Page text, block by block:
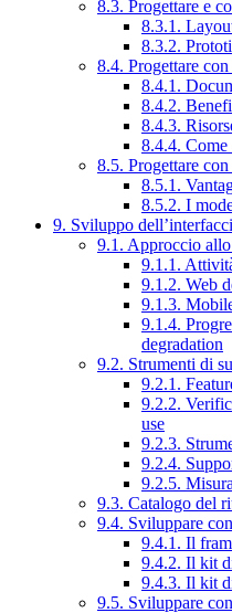
8.3. Progettare e
8.3.1.
8.3.2.
8.4. Progettare
8.4.1.
8.4.2.
8.4.3.
8.4.4. Come
8.5. Progettare
8.5.1.
8.5.2. I
9. Sviluppo
9.1. Approccio
9.1.1.
9.1.2. Web
9.1.3.
9.1.4.
degradation
9.2. Strumenti di
9.2.1.
9.2.2.
use
9.2.3.
9.2.4.
9.2.5.
9.3. Catalogo del
9.4. Sviluppare
9.4.1. Il
9.4.2. Il kit
9.4.3. Il kit
9.5. Sviluppare